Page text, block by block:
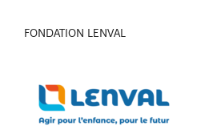
FONDATION LENVAL